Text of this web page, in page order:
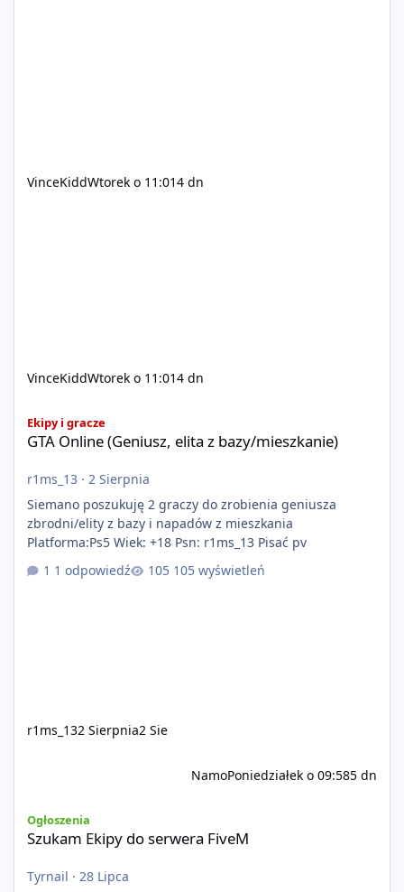
VinceKiddWtorek o 11:014 dn
VinceKiddWtorek o 11:014 dn
Ekipy i gracze
GTA Online (Geniusz, elita z bazy/mieszkanie)
r1ms_13 · 2 Sierpnia
Siemano poszukuję 2 graczy do zrobienia geniusza
zbrodni/elity z bazy i napadów z mieszkania
Platforma:Ps5 Wiek: +18 Psn: r1ms_13 Pisać pv
1 odpowiedź
105 wyświetleń
r1ms_132 Sierpnia2 Sie
NamoPoniedziałek o 09:585 dn
Ogłoszenia
Szukam Ekipy do serwera FiveM
Tyrnail · 28 Lipca